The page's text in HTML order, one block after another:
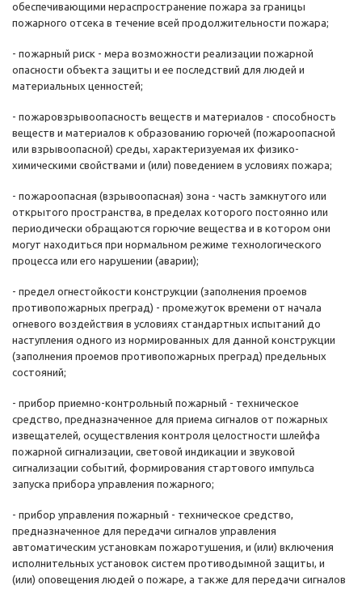
обеспечивающими нераспространение пожара за границы
пожарного отсека в течение всей продолжительности пожара;
- пожарный риск - мера возможности реализации пожарной
опасности объекта защиты и ее последствий для людей и
материальных ценностей;
- пожаровзрывоопасность веществ и материалов - способность
веществ и материалов к образованию горючей (пожароопасной
или взрывоопасной) среды, характеризуемая их физико-
химическими свойствами и (или) поведением в условиях пожара;
- пожароопасная (взрывоопасная) зона - часть замкнутого или
открытого пространства, в пределах которого постоянно или
периодически обращаются горючие вещества и в котором они
могут находиться при нормальном режиме технологического
процесса или его нарушении (аварии);
- предел огнестойкости конструкции (заполнения проемов
противопожарных преград) - промежуток времени от начала
огневого воздействия в условиях стандартных испытаний до
наступления одного из нормированных для данной конструкции
(заполнения проемов противопожарных преград) предельных
состояний;
- прибор приемно-контрольный пожарный - техническое
средство, предназначенное для приема сигналов от пожарных
извещателей, осуществления контроля целостности шлейфа
пожарной сигнализации, световой индикации и звуковой
сигнализации событий, формирования стартового импульса
запуска прибора управления пожарного;
- прибор управления пожарный - техническое средство,
предназначенное для передачи сигналов управления
автоматическим установкам пожаротушения, и (или) включения
исполнительных установок систем противодымной защиты, и
(или) оповещения людей о пожаре, а также для передачи сигналов